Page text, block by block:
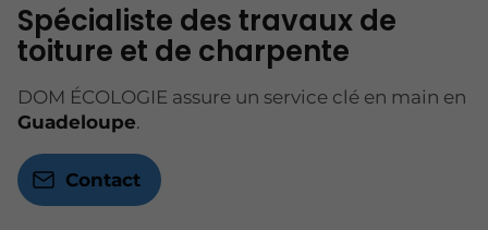
Spécialiste des travaux de
toiture et de charpente
DOM ÉCOLOGIE assure un service clé en main en
Guadeloupe.
Contact